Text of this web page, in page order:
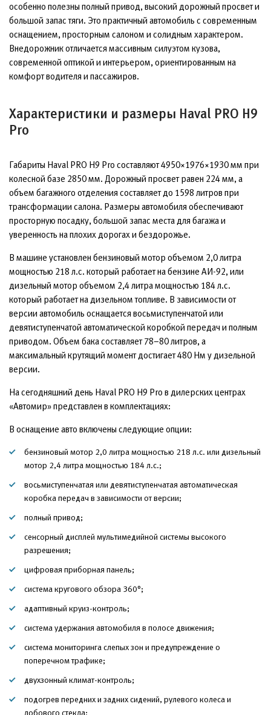
особенно полезны полный привод, высокий дорожный просвет и
большой запас тяги. Это практичный автомобиль с современным
оснащением, просторным салоном и солидным характером.
Внедорожник отличается массивным силуэтом кузова,
современной оптикой и интерьером, ориентированным на
комфорт водителя и пассажиров.
Характеристики и размеры Haval PRO H9
Pro
Габариты Haval PRO H9 Pro составляют 4950×1976×1930 мм при
колесной базе 2850 мм. Дорожный просвет равен 224 мм, а
объем багажного отделения составляет до 1598 литров при
трансформации салона. Размеры автомобиля обеспечивают
просторную посадку, большой запас места для багажа и
уверенность на плохих дорогах и бездорожье.
В машине установлен бензиновый мотор объемом 2,0 литра
мощностью 218 л.с. который работает на бензине АИ-92, или
дизельный мотор объемом 2,4 литра мощностью 184 л.с.
который работает на дизельном топливе. В зависимости от
версии автомобиль оснащается восьмиступенчатой или
девятиступенчатой автоматической коробкой передач и полным
приводом. Объем бака составляет 78–80 литров, а
максимальный крутящий момент достигает 480 Нм у дизельной
версии.
На сегодняшний день Haval PRO H9 Pro в дилерских центрах
«Автомир» представлен в комплектациях:
В оснащение авто включены следующие опции:
бензиновый мотор 2,0 литра мощностью 218 л.с. или дизельный
мотор 2,4 литра мощностью 184 л.с.;
восьмиступенчатая или девятиступенчатая автоматическая
коробка передач в зависимости от версии;
полный привод;
сенсорный дисплей мультимедийной системы высокого
разрешения;
цифровая приборная панель;
система кругового обзора 360°;
адаптивный круиз-контроль;
система удержания автомобиля в полосе движения;
система мониторинга слепых зон и предупреждение о
поперечном трафике;
двухзонный климат-контроль;
подогрев передних и задних сидений, рулевого колеса и
лобового стекла;